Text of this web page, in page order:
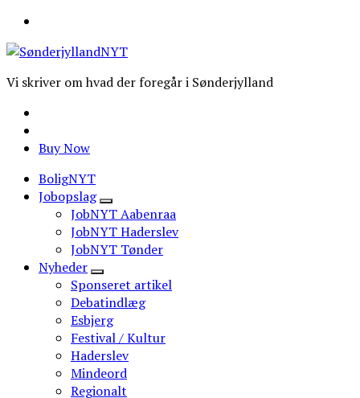
Vi skriver om hvad der foregår i Sønderjylland
Buy Now
BoligNYT
Jobopslag
JobNYT Aabenraa
JobNYT Haderslev
JobNYT Tønder
Nyheder
Sponseret artikel
Debatindlæg
Esbjerg
Festival / Kultur
Haderslev
Mindeord
Regionalt